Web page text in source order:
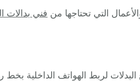
التي تحتاجها من فني بدالات
البدلات لربط الهواتف الداخلية